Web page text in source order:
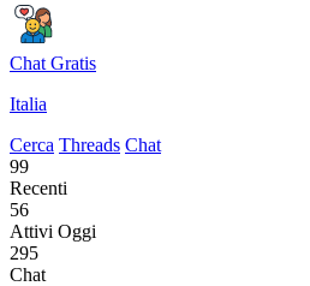
Chat Gratis
Italia
Cerca Threads Chat
99
Recenti
56
Attivi Oggi
295
Chat